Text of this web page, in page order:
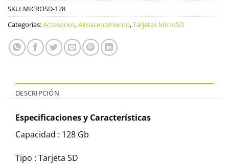
SKU: MICROSD-128
Categorías:Accesorios,Almacenamiento,Tarjetas MicroSD
DESCRIPCIÓN
Especificaciones y Características
Capacidad : 128 Gb
Tipo : Tarjeta SD